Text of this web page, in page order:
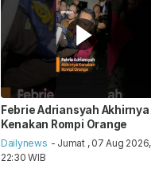
Febrie Adriansyah Akhirnya
Kenakan Rompi Orange
Dailynews - Jumat , 07 Aug 2026,
22:30 WIB